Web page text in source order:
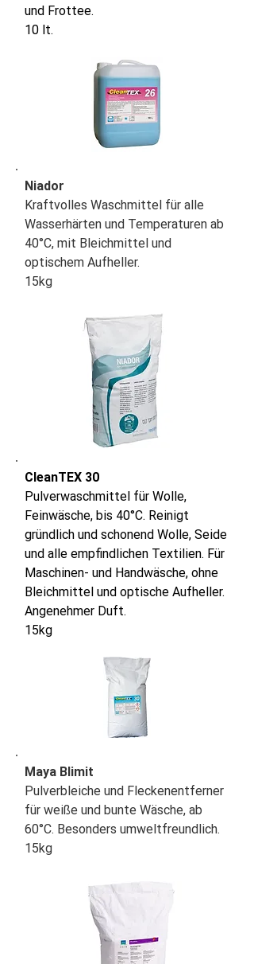
und Frottee.
10 lt.
Niador
Kraftvolles Waschmittel für alle
Wasserhärten und Temperaturen ab
40°C, mit Bleichmittel und
optischem Aufheller.
15kg
CleanTEX 30
Pulverwaschmittel für Wolle,
Feinwäsche, bis 40°C. Reinigt
gründlich und schonend Wolle, Seide
und alle empfindlichen Textilien. Für
Maschinen- und Handwäsche, ohne
Bleichmittel und optische Aufheller.
Angenehmer Duft.
15kg
Maya Blimit
Pulverbleiche und Fleckenentferner
für weiße und bunte Wäsche, ab
60°C. Besonders umweltfreundlich.
15kg